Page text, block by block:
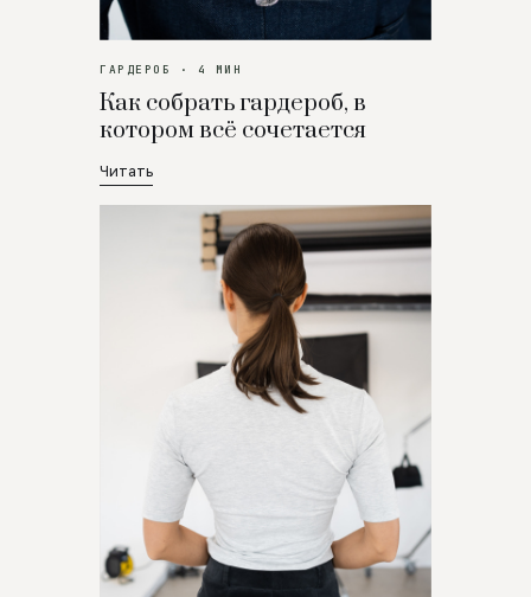
ГАРДЕРОБ · 4 МИН
Как собрать гардероб, в
котором всё сочетается
Читать